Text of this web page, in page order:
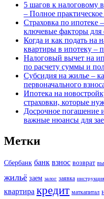
5 шагов к налоговому
– Полное практическое
Страховка по ипотеке
ключевые факторы
Когда и как подать на
квартиры в ипотеку –
Налоговый вычет на
по расчету суммы и
Субсидия на жилье –
первоначального
Ипотека на
страховки, которые
Досрочное погашение
важные нюансы для
Метки
Сбербанк банк взнос возврат
жильё заем залог заявка инструкция
квартира кредит маткапитал